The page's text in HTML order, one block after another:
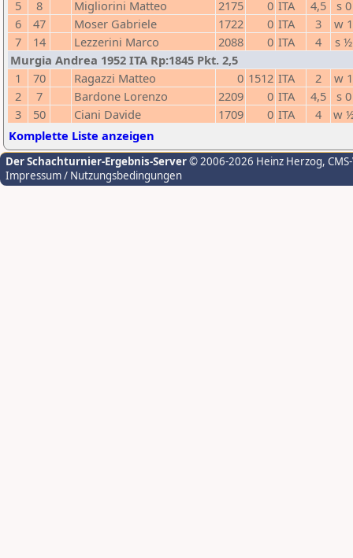
5 8 Migliorini Matteo 2175 0 ITA 4,5
s 0
6
47 Moser Gabriele 1722 0 ITA 3
w 1
7
14 Lezzerini Marco 2088 0 ITA 4
s ½
Murgia Andrea 1952 ITA Rp:1845 Pkt. 2,5
1
70 Ragazzi Matteo 0 1512 ITA 2
w 1
2
7 Bardone Lorenzo 2209 0 ITA 4,5
s 0
3
50 Ciani Davide 1709 0 ITA 4
w
Komplette Liste anzeigen
Der Schachturnier-Ergebnis-Server© 2006-2026 Heinz Herzog,
Impressum / Nutzungsbedingungen